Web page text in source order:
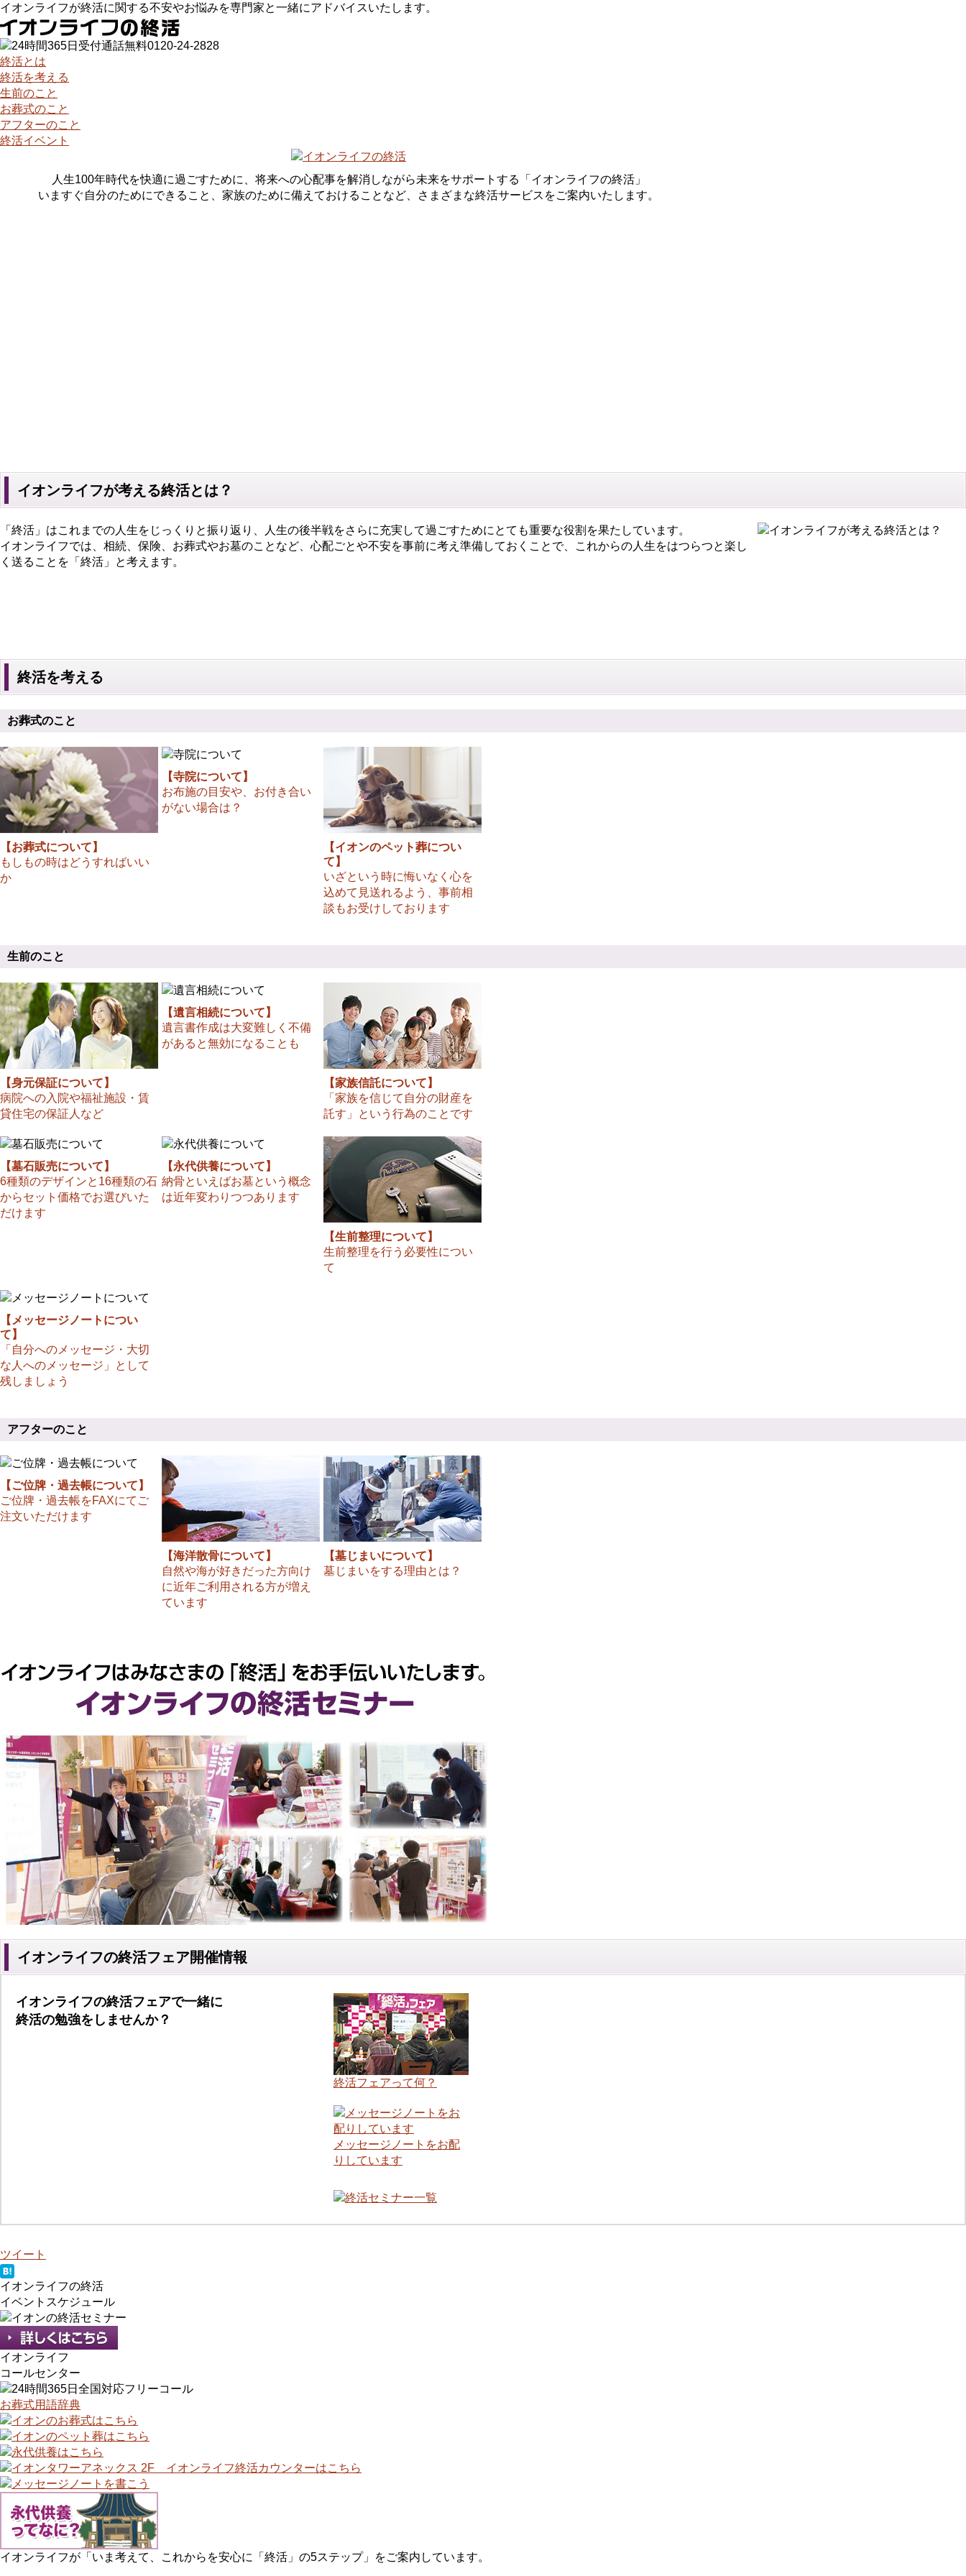
イオンライフが終活に関する不安やお悩みを専門家と一緒にアドバイスいたします。
終活とは
終活を考える
生前のこと
お葬式のこと
アフターのこと
終活イベント
人生100年時代を快適に過ごすために、将来への心配事を解消しながら未来をサポートする「イオンライフの終活」
いますぐ自分のためにできること、家族のために備えておけることなど、さまざまな終活サービスをご案内いたします。
イオンライフが考える終活とは？
「終活」はこれまでの人生をじっくりと振り返り、人生の後半戦をさらに充実して過ごすためにとても重要な役割を果たしています。
イオンライフでは、相続、保険、お葬式やお墓のことなど、心配ごとや不安を事前に考え準備しておくことで、これからの人生をはつらつと楽し
く送ることを「終活」と考えます。
終活を考える
お葬式のこと
【お葬式について】
もしもの時はどうすればいい
か
【寺院について】
お布施の目安や、お付き合い
がない場合は？
【イオンのペット葬につい
て】
いざという時に悔いなく心を
込めて見送れるよう、事前相
談もお受けしております
生前のこと
【身元保証について】
病院への入院や福祉施設・賃
貸住宅の保証人など
【遺言相続について】
遺言書作成は大変難しく不備
があると無効になることも
【家族信託について】
「家族を信じて自分の財産を
託す」という行為のことです
【墓石販売について】
6種類のデザインと16種類の石
からセット価格でお選びいた
だけます
【永代供養について】
納骨といえばお墓という概念
は近年変わりつつあります
【生前整理について】
生前整理を行う必要性につい
て
【メッセージノートについ
て】
「自分へのメッセージ・大切
な人へのメッセージ」として
残しましょう
アフターのこと
【ご位牌・過去帳について】
ご位牌・過去帳をFAXにてご
注文いただけます
【海洋散骨について】
自然や海が好きだった方向け
に近年ご利用される方が増え
ています
【墓じまいについて】
墓じまいをする理由とは？
イオンライフの終活フェア開催情報
イオンライフの終活フェアで一緒に
終活の勉強をしませんか？
終活フェアって何？
メッセージノートをお配
りしています
ツイート
イオンライフの終活
イベントスケジュール
イオンライフ
コールセンター
お葬式用語辞典
イオンライフが「いま考えて、これからを安心に「終活」の5ステップ」をご案内しています。